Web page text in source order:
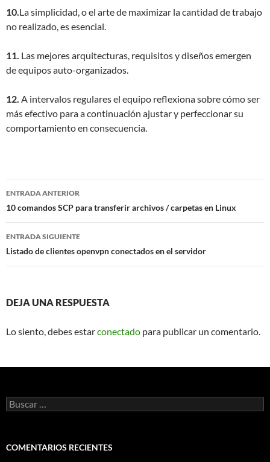
10.La simplicidad, o el arte de maximizar la cantidad de trabajo
no realizado, es esencial.
11. Las mejores arquitecturas, requisitos y diseños emergen
de equipos auto-organizados.
12. A intervalos regulares el equipo reflexiona sobre cómo ser
más efectivo para a continuación ajustar y perfeccionar su
comportamiento en consecuencia.
Navegación
de
entradas
ENTRADA ANTERIOR
10 comandos SCP para transferir archivos / carpetas en Linux
ENTRADA SIGUIENTE
Listado de clientes openvpn conectados en el servidor
DEJA UNA RESPUESTA
Lo siento, debes estarconectado para publicar un comentario.
Buscar:
COMENTARIOS RECIENTES